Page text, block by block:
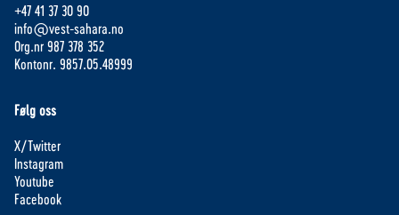
+47 41 37 30 90
info@vest-sahara.no
Org.nr 987 378 352
Kontonr. 9857.05.48999
Følg oss
X/Twitter
Instagram
Youtube
Facebook